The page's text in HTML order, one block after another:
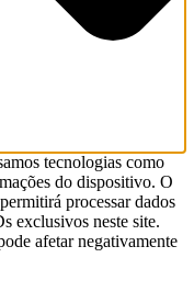
tecnologias como
do dispositivo. O
processar dados
exclusivos neste site.
afetar negativamente